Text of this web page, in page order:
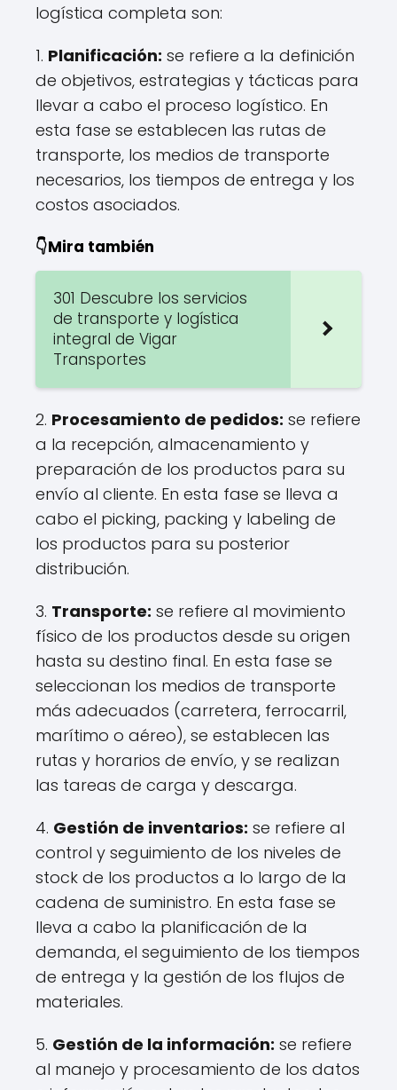
logística completa son:
1. Planificación: se refiere a la definición
de objetivos, estrategias y tácticas para
llevar a cabo el proceso logístico. En
esta fase se establecen las rutas de
transporte, los medios de transporte
necesarios, los tiempos de entrega y los
costos asociados.
👇Mira también
301 Descubre los servicios
de transporte y logística
integral de Vigar
Transportes
2. Procesamiento de pedidos: se refiere
a la recepción, almacenamiento y
preparación de los productos para su
envío al cliente. En esta fase se lleva a
cabo el picking, packing y labeling de
los productos para su posterior
distribución.
3. Transporte: se refiere al movimiento
físico de los productos desde su origen
hasta su destino final. En esta fase se
seleccionan los medios de transporte
más adecuados (carretera, ferrocarril,
marítimo o aéreo), se establecen las
rutas y horarios de envío, y se realizan
las tareas de carga y descarga.
4. Gestión de inventarios: se refiere al
control y seguimiento de los niveles de
stock de los productos a lo largo de la
cadena de suministro. En esta fase se
lleva a cabo la planificación de la
demanda, el seguimiento de los tiempos
de entrega y la gestión de los flujos de
materiales.
5. Gestión de la información: se refiere
al manejo y procesamiento de los datos